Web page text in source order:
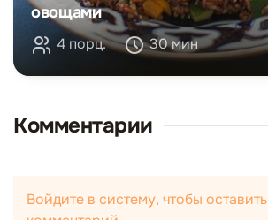
овощами
4 порц. 30 мин
Комментарии
Войдите в систему, чтобы оставить